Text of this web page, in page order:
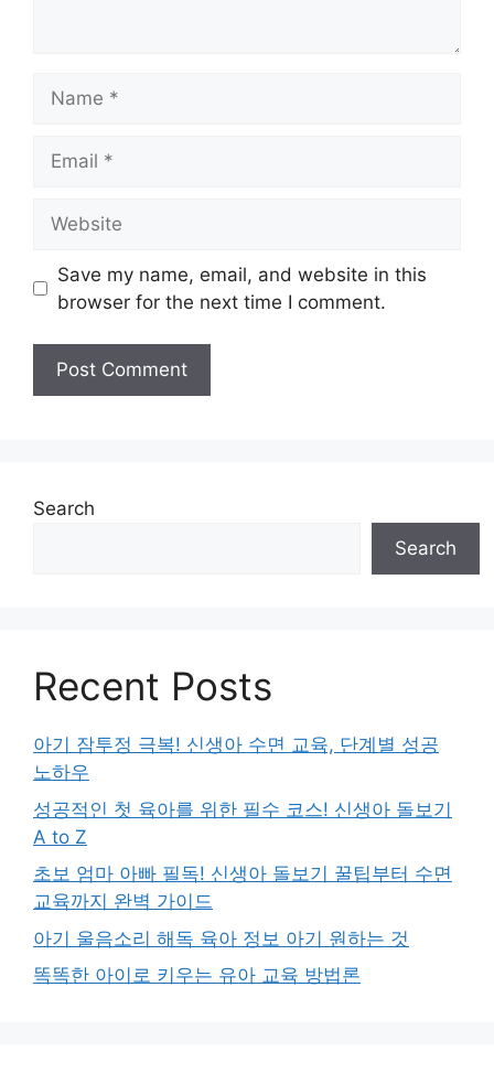
Save my name, email, and website in this
browser for the next time I comment.
Search
Search
Recent Posts
아기 잠투정 극복! 신생아 수면 교육, 단계별 성공
노하우
성공적인 첫 육아를 위한 필수 코스! 신생아 돌보기
A to Z
초보 엄마 아빠 필독! 신생아 돌보기 꿀팁부터 수면
교육까지 완벽 가이드
아기 울음소리 해독 육아 정보 아기 원하는 것
똑똑한 아이로 키우는 유아 교육 방법론